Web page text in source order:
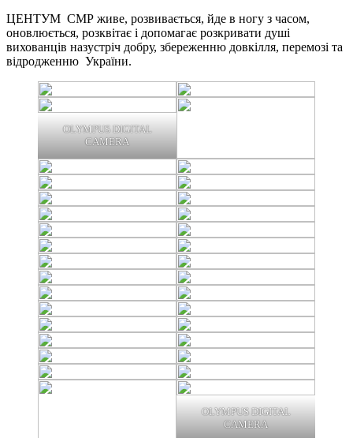
ЦЕНТУМ СМР живе, розвивається, йде в ногу з часом,
оновлюється, розквітає і допомагає розкривати душі
вихованців назустріч добру, збереженню довкілля, перемозі та
відродженню України.
OLYMPUS DIGITAL
CAMERA
OLYMPUS DIGITAL
CAMERA